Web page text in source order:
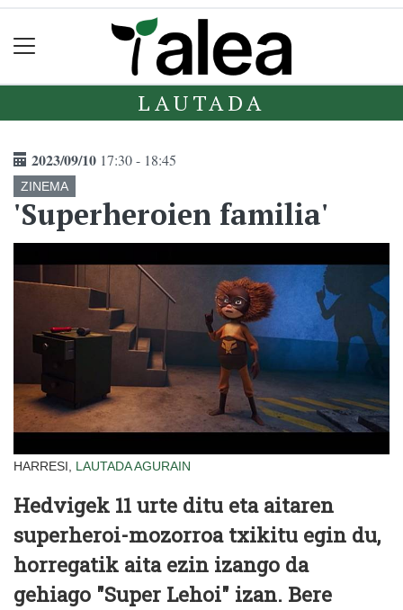
LAUTADA
2023/09/10 17:30 - 18:45
ZINEMA
'Superheroien familia'
HARRESI, LAUTADAAGURAIN
Hedvigek 11 urte ditu eta aitaren
superheroi-mozorroa txikitu egin du,
horregatik aita ezin izango da
gehiago "Super Lehoi" izan. Bere